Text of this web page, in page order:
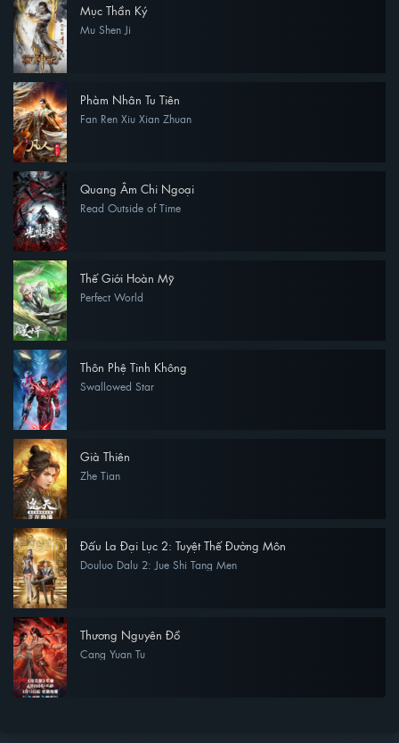
Mục Thần Ký
Mu Shen Ji
Phàm Nhân Tu Tiên
Fan Ren Xiu Xian Zhuan
Quang Âm Chi Ngoại
Read Outside of Time
Thế Giới Hoàn Mỹ
Perfect World
Thôn Phệ Tinh Không
Swallowed Star
Già Thiên
Zhe Tian
Đấu La Đại Lục 2: Tuyệt Thế Đường Môn
Douluo Dalu 2: Jue Shi Tang Men
Thương Nguyên Đồ
Cang Yuan Tu